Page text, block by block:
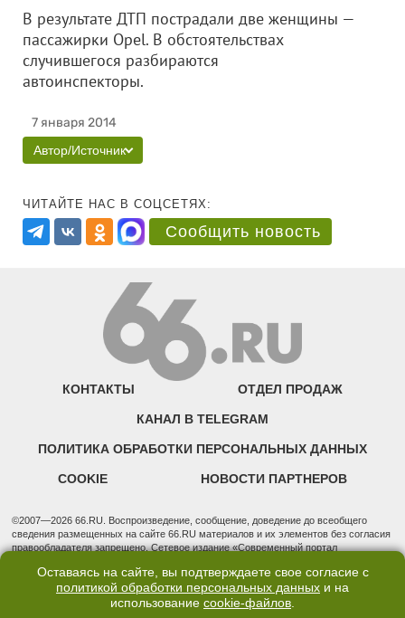
В результате ДТП пострадали две женщины —
пассажирки Opel. В обстоятельствах
случившегося разбираются
автоинспекторы.
7 января 2014
Автор/Источник
ЧИТАЙТЕ НАС В СОЦСЕТЯХ:
Сообщить новость
КОНТАКТЫ ОТДЕЛ ПРОДАЖ
КАНАЛ В TELEGRAM
ПОЛИТИКА ОБРАБОТКИ ПЕРСОНАЛЬНЫХ ДАННЫХ
COOKIE НОВОСТИ ПАРТНЕРОВ
©2007—2026 66.RU. Воспроизведение, сообщение, доведение до всеобщего
сведения размещенных на сайте 66.RU материалов и их элементов без согласия
правообладателя запрещено. Сетевое издание «Современный портал
надзору в сфере связи, информационных технологий и массовых коммуникаций
(Роскомнадзор). Регистрационный номер ЭЛ № ФС 77 - 76634 от 02.09.2019
Учредитель: Общество с ограниченной ответственностью "66.ру". Юридический
Оставаясь на сайте, вы подтверждаете свое согласие с
политикой обработки персональных данных и на
использование cookie-файлов.